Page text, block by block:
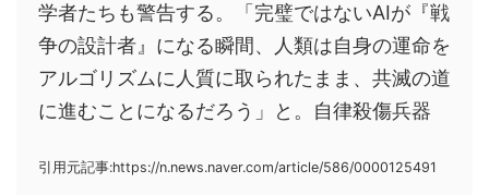
学者たちも警告する。「完璧ではないAIが『戦
争の設計者』になる瞬間、人類は自身の運命を
アルゴリズムに人質に取られたまま、共滅の道
に進むことになるだろう」と。自律殺傷兵器
引用元記事:https://n.news.naver.com/article/586/0000125491